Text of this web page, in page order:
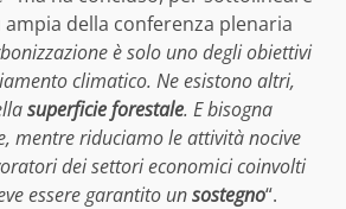
della conferenza plenaria
è solo uno degli obiettivi
climatico. Ne esistono altri,
superficie forestale. E bisogna
mentre riduciamo le attività nocive
dei settori economici coinvolti
essere garantito unsostegno“.